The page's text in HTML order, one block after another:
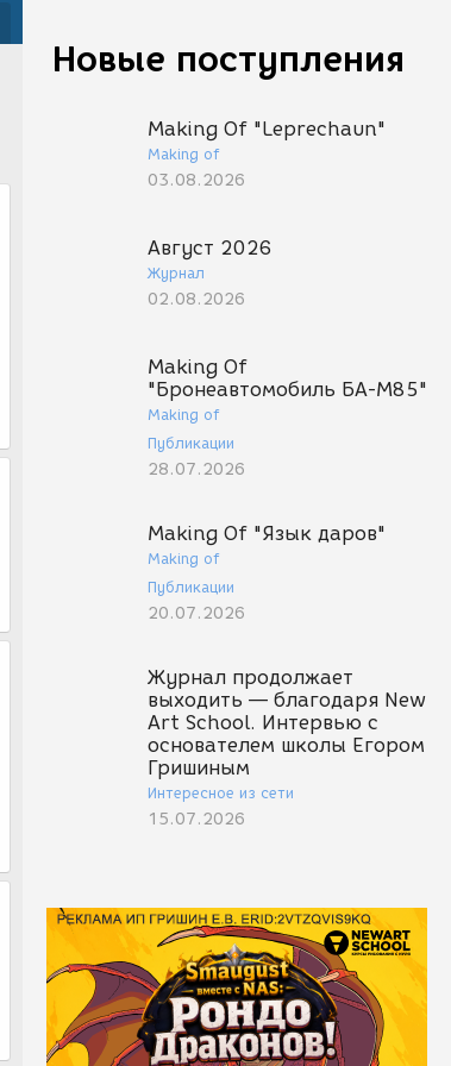
Новые поступления
Making Of "Leprechaun"
Making of
03.08.2026
Август 2026
Журнал
02.08.2026
Making Of
"Бронеавтомобиль БА-М85"
Making of
Публикации
28.07.2026
Making Of "Язык даров"
Making of
Публикации
20.07.2026
Журнал продолжает
выходить — благодаря New
Art School. Интервью с
основателем школы Егором
Гришиным
Интересное из сети
15.07.2026